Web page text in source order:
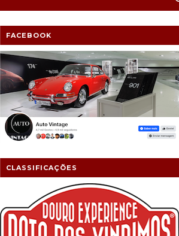
FACEBOOK
CLASSIFICAÇÕES